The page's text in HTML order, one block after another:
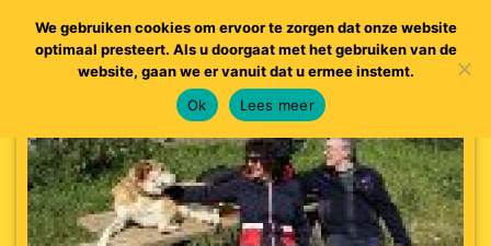
We gebruiken cookies om ervoor te zorgen dat onze website
optimaal presteert. Als u doorgaat met het gebruiken van de
website, gaan we er vanuit dat u ermee instemt.
Ok
Lees meer